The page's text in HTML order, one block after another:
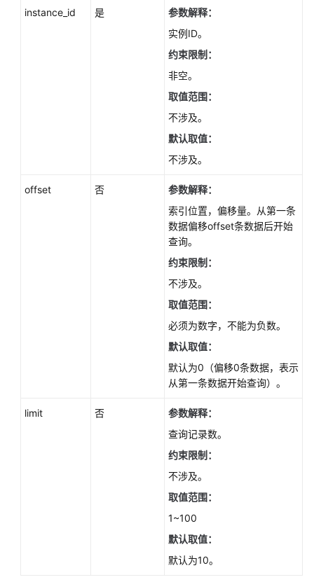
instance_id 是
参数解释：
实例ID。
约束限制：
非空。
取值范围：
不涉及。
默认取值：
不涉及。
offset 否
参数解释：
索引位置，偏移量。从第一条
数据偏移offset条数据后开始
查询。
约束限制：
不涉及。
取值范围：
必须为数字，不能为负数。
默认取值：
默认为0（偏移0条数据，表示
从第一条数据开始查询）。
limit 否
参数解释：
查询记录数。
约束限制：
不涉及。
取值范围：
1~100
默认取值：
默认为10。